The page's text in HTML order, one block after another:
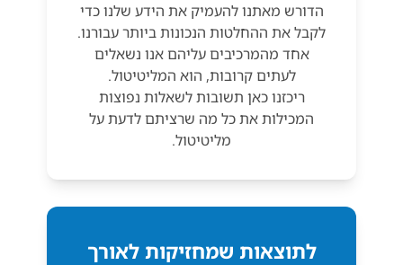
הדורש מאתנו להעמיק את הידע שלנו כדי
לקבל את ההחלטות הנכונות ביותר עבורנו.
אחד מהמרכיבים עליהם אנו נשאלים
לעתים קרובות, הוא המליטיטול.
ריכזנו כאן תשובות לשאלות נפוצות
המכילות את כל מה שרציתם לדעת על
מליטיטול.
לתוצאות שמחזיקות לאורך